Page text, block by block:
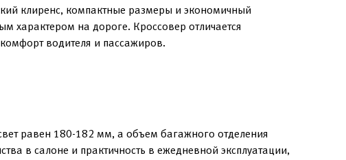
клиренс, компактные размеры и экономичный
на дороге. Кроссовер отличается
водителя и пассажиров.
равен 180-182 мм, а объем багажного отделения
в салоне и практичность в ежедневной эксплуатации,